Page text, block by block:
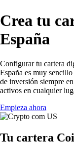
Crea tu
España
Configurar tu cartera
España es muy
de inversión siempre
activos en cualquier
Empieza ahora
Tu cartera